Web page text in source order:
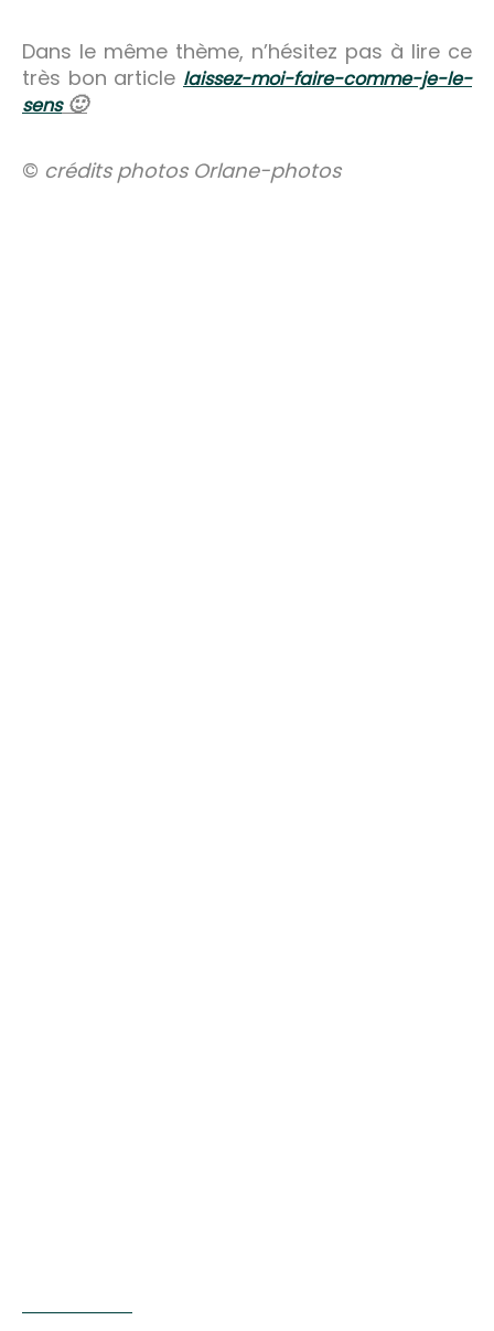
Dans le même thème, n’hésitez pas à lire ce
très bon article laissez-moi-faire-comme-je-le-
sens🙂
© crédits photos Orlane-photos